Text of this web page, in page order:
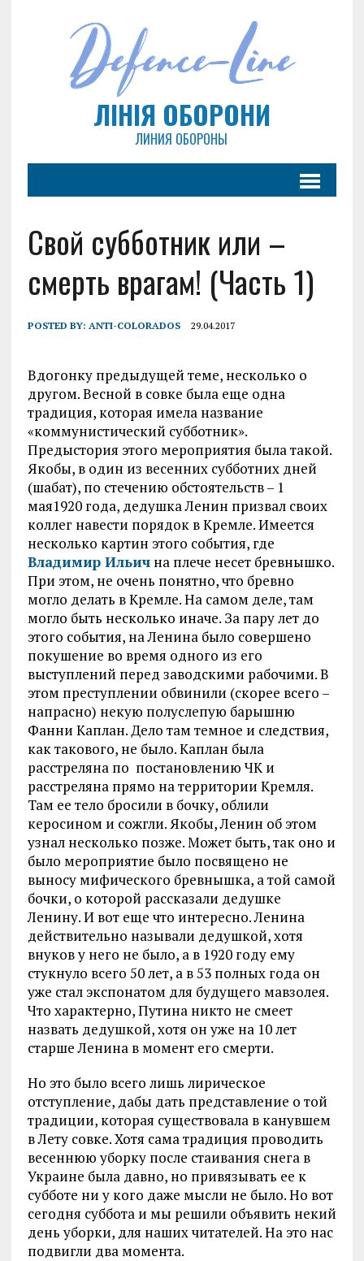
ЛІНІЯ ОБОРОНИ
ЛИНИЯ ОБОРОНЫ
Свой субботник или –
смерть врагам! (Часть 1)
POSTED BY: ANTI-COLORADOS 29.04.2017
Вдогонку предыдущей теме, несколько о
другом. Весной в совке была еще одна
традиция, которая имела название
«коммунистический субботник».
Предыстория этого мероприятия была такой.
Якобы, в один из весенних субботних дней
(шабат), по стечению обстоятельств – 1
мая1920 года, дедушка Ленин призвал своих
коллег навести порядок в Кремле. Имеется
несколько картин этого события, где
Владимир Ильична плече несет бревнышко.
При этом, не очень понятно, что бревно
могло делать в Кремле. На самом деле, там
могло быть несколько иначе. За пару лет до
этого события, на Ленина было совершено
покушение во время одного из его
выступлений перед заводскими рабочими. В
этом преступлении обвинили (скорее всего –
напрасно) некую полуслепую барышню
Фанни Каплан. Дело там темное и следствия,
как такового, не было. Каплан была
расстреляна по постановлению ЧК и
расстреляна прямо на территории Кремля.
Там ее тело бросили в бочку, облили
керосином и сожгли. Якобы, Ленин об этом
узнал несколько позже. Может быть, так оно и
было мероприятие было посвящено не
выносу мифического бревнышка, а той самой
бочки, о которой рассказали дедушке
Ленину. И вот еще что интересно. Ленина
действительно называли дедушкой, хотя
внуков у него не было, а в 1920 году ему
стукнуло всего 50 лет, а в 53 полных года он
уже стал экспонатом для будущего мавзолея.
Что характерно, Путина никто не смеет
назвать дедушкой, хотя он уже на 10 лет
старше Ленина в момент его смерти.
Но это было всего лишь лирическое
отступление, дабы дать представление о той
традиции, которая существовала в канувшем
в Лету совке. Хотя сама традиция проводить
весеннюю уборку после стаивания снега в
Украине была давно, но привязывать ее к
субботе ни у кого даже мысли не было. Но вот
сегодня суббота и мы решили объявить некий
день уборки, для наших читателей. На это нас
подвигли два момента.